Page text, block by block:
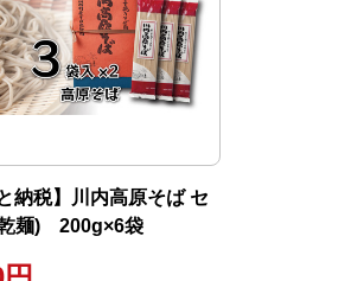
納税】川内高原そば セ
麺) 200g×6袋